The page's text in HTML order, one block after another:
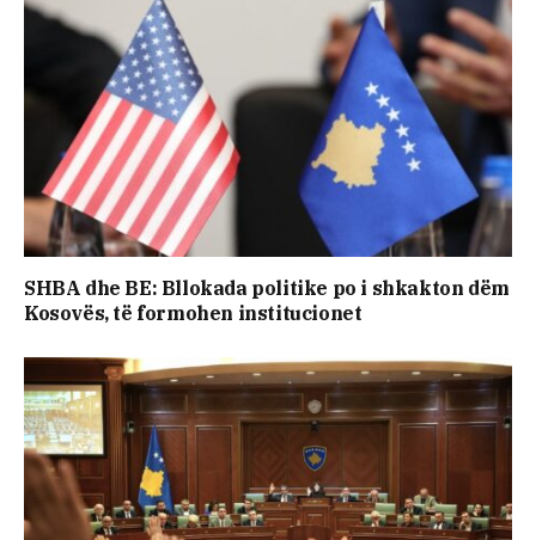
SHBA dhe BE: Bllokada politike po i shkakton dëm
Kosovës, të formohen institucionet